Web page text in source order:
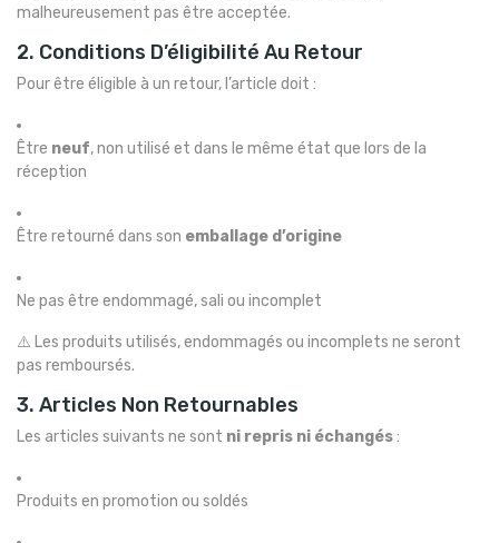
malheureusement pas être acceptée.
2. Conditions D’éligibilité Au Retour
Pour être éligible à un retour, l’article doit :
Être neuf, non utilisé et dans le même état que lors de la
réception
Être retourné dans son emballage d’origine
Ne pas être endommagé, sali ou incomplet
⚠️ Les produits utilisés, endommagés ou incomplets ne seront
pas remboursés.
3. Articles Non Retournables
Les articles suivants ne sont ni repris ni échangés:
Produits en promotion ou soldés